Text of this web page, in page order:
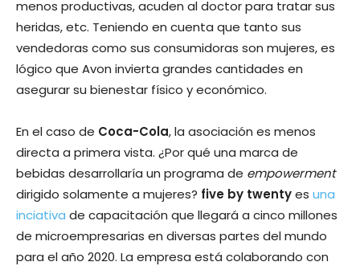
menos productivas, acuden al doctor para tratar sus
heridas, etc. Teniendo en cuenta que tanto sus
vendedoras como sus consumidoras son mujeres, es
lógico que Avon invierta grandes cantidades en
asegurar su bienestar físico y económico.
En el caso de Coca-Cola, la asociación es menos
directa a primera vista. ¿Por qué una marca de
bebidas desarrollaría un programa de empowerment
dirigido solamente a mujeres? five by twentyes una
inciativa de capacitación que llegará a cinco millones
de microempresarias en diversas partes del mundo
para el año 2020. La empresa está colaborando con